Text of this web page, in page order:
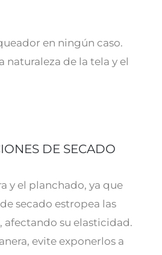
en ningún caso.
naturaleza de la tela y el
DE SECADO
y el planchado, ya que
secado estropea las
afectando su elasticidad.
evite exponerlos a